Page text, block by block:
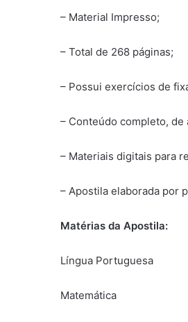
– Material Impresso;
– Total de 268 páginas;
– Possui exercícios de
– Conteúdo completo,
– Materiais digitais para
– Apostila elaborada por
Matérias da Apostila:
Língua Portuguesa
Matemática